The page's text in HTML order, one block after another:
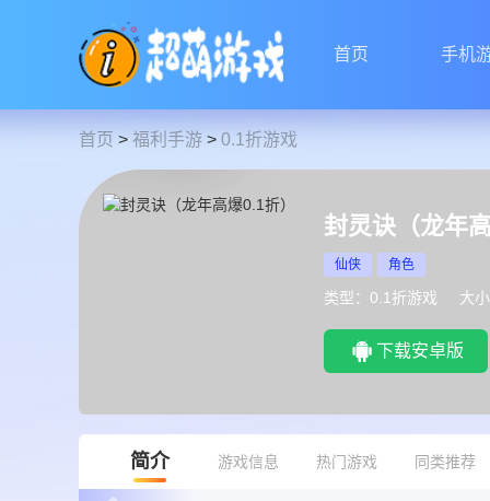
首页 手机
首页 > 福利手游 > 0.1折游戏
封灵诀（龙年
仙侠 角色
类型：0.1折游戏 大
下载安卓版
简介 游戏信息 热门游戏 同类推荐